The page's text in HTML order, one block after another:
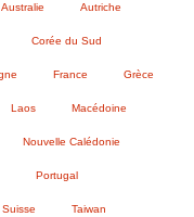
Australie Autriche
Corée du Sud
France Grèce
Laos Macédoine
Nouvelle Calédonie
Portugal
Suisse Taiwan